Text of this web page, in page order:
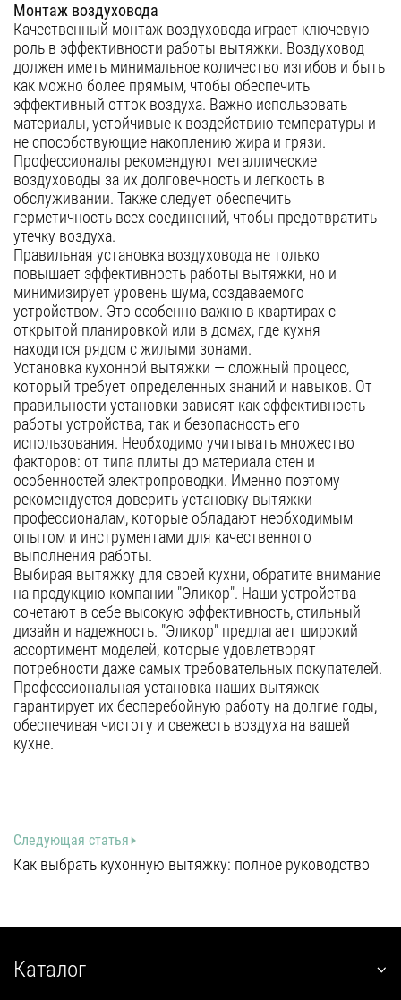
Монтаж воздуховода
Качественный монтаж воздуховода играет ключевую
роль в эффективности работы вытяжки. Воздуховод
должен иметь минимальное количество изгибов и быть
как можно более прямым, чтобы обеспечить
эффективный отток воздуха. Важно использовать
материалы, устойчивые к воздействию температуры и
не способствующие накоплению жира и грязи.
Профессионалы рекомендуют металлические
воздуховоды за их долговечность и легкость в
обслуживании. Также следует обеспечить
герметичность всех соединений, чтобы предотвратить
утечку воздуха.
Правильная установка воздуховода не только
повышает эффективность работы вытяжки, но и
минимизирует уровень шума, создаваемого
устройством. Это особенно важно в квартирах с
открытой планировкой или в домах, где кухня
находится рядом с жилыми зонами.
Установка кухонной вытяжки — сложный процесс,
который требует определенных знаний и навыков. От
правильности установки зависят как эффективность
работы устройства, так и безопасность его
использования. Необходимо учитывать множество
факторов: от типа плиты до материала стен и
особенностей электропроводки. Именно поэтому
рекомендуется доверить установку вытяжки
профессионалам, которые обладают необходимым
опытом и инструментами для качественного
выполнения работы.
Выбирая вытяжку для своей кухни, обратите внимание
на продукцию компании "Эликор". Наши устройства
сочетают в себе высокую эффективность, стильный
дизайн и надежность. "Эликор" предлагает широкий
ассортимент моделей, которые удовлетворят
потребности даже самых требовательных покупателей.
Профессиональная установка наших вытяжек
гарантирует их бесперебойную работу на долгие годы,
обеспечивая чистоту и свежесть воздуха на вашей
кухне.
Следующая статья
Как выбрать кухонную вытяжку: полное руководство
Каталог